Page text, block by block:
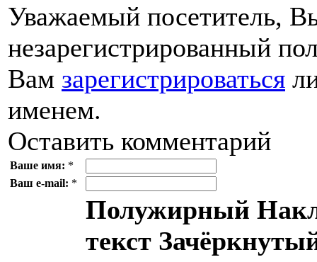
Уважаемый посетитель,
незарегистрированный
Вам зарегистрироваться
именем.
Оставить комментарий
Ваше имя: *
Ваш e-mail: *
Полужирный
текст